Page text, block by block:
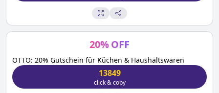
20%OFF
OTTO: 20% Gutschein für Küchen & Haushaltswaren
13849
click & copy